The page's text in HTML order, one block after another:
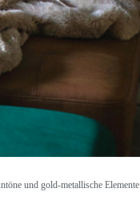
und gold-metallische Elemente